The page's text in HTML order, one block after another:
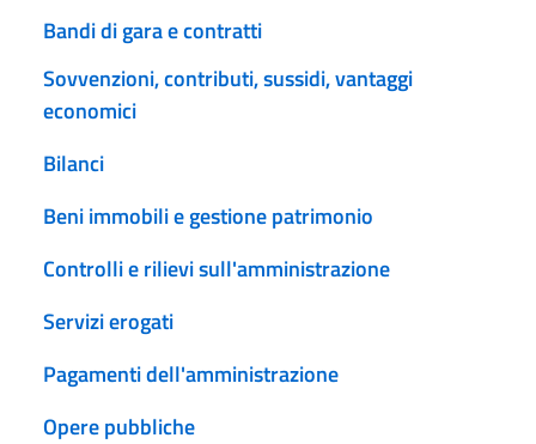
Bandi di gara e contratti
Sovvenzioni, contributi, sussidi, vantaggi
economici
Bilanci
Beni immobili e gestione patrimonio
Controlli e rilievi sull'amministrazione
Servizi erogati
Pagamenti dell'amministrazione
Opere pubbliche